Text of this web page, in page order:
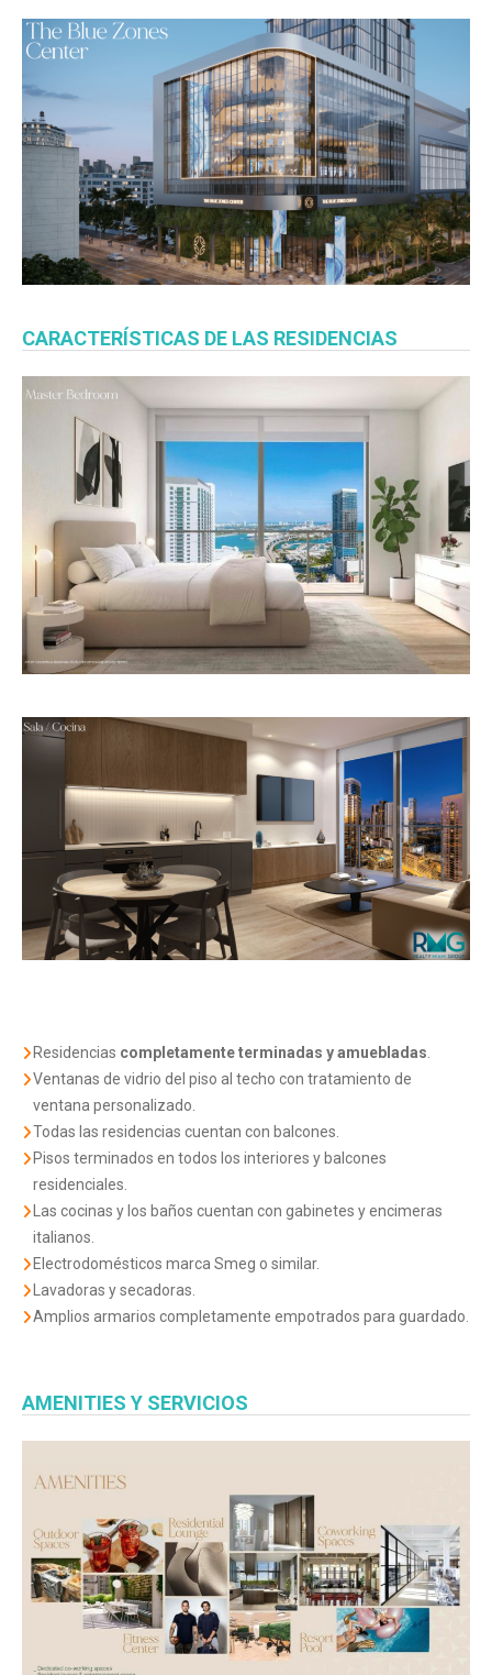
CARACTERÍSTICAS DE LAS RESIDENCIAS
Residencias completamente terminadas y amuebladas.
Ventanas de vidrio del piso al techo con tratamiento de
ventana personalizado.
Todas las residencias cuentan con balcones.
Pisos terminados en todos los interiores y balcones
residenciales.
Las cocinas y los baños cuentan con gabinetes y encimeras
italianos.
Electrodomésticos marca Smeg o similar.
Lavadoras y secadoras.
Amplios armarios completamente empotrados para guardado.
AMENITIES Y SERVICIOS